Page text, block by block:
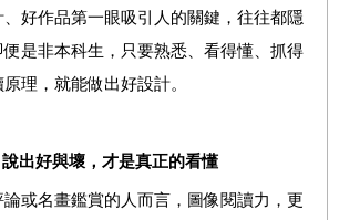
好作品第一眼吸引人的關鍵，往往都隱
是非本科生，只要熟悉、看得懂、抓得
理，就能做出好設計。
出好與壞，才是真正的看懂
或名畫鑑賞的人而言，圖像閱讀力，更